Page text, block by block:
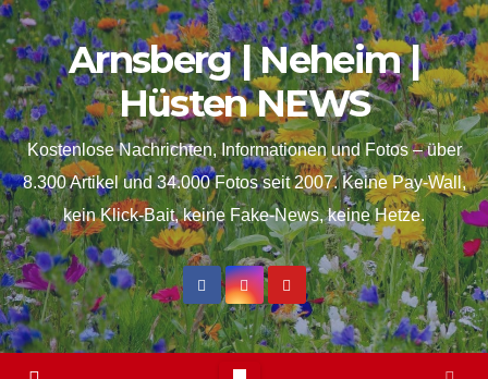
springen
Skip
to
content
Arnsberg | Neheim |
Hüsten NEWS
Kostenlose Nachrichten, Informationen und Fotos – über
8.300 Artikel und 34.000 Fotos seit 2007. Keine Pay-Wall,
kein Klick-Bait, keine Fake-News, keine Hetze.